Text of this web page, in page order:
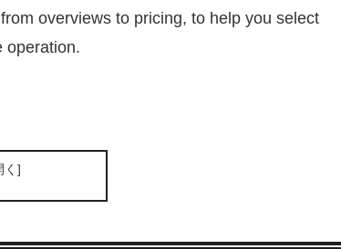
overviews to pricing, to help you select
operation.